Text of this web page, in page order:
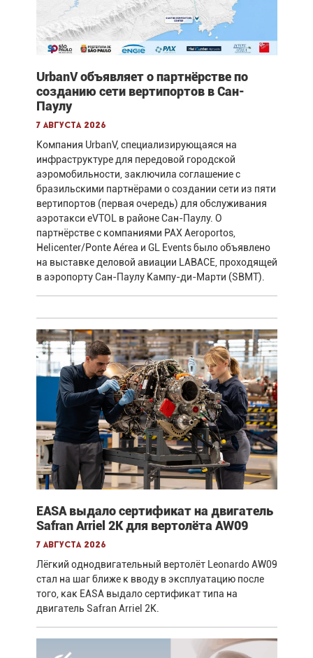
UrbanV объявляет о партнёрстве по
созданию сети вертипортов в Сан-
Паулу
7 августа 2026
Компания UrbanV, специализирующаяся на
инфраструктуре для передовой городской
аэромобильности, заключила соглашение с
бразильскими партнёрами о создании сети из пяти
вертипортов (первая очередь) для обслуживания
аэротакси eVTOL в районе Сан-Паулу. О
партнёрстве с компаниями PAX Aeroportos,
Helicenter/Ponte Aérea и GL Events было объявлено
на выставке деловой авиации LABACE, проходящей
в аэропорту Сан-Паулу Кампу-ди-Марти (SBMT).
EASA выдало сертификат на двигатель
Safran Arriel 2K для вертолёта AW09
7 августа 2026
Лёгкий однодвигательный вертолёт Leonardo AW09
стал на шаг ближе к вводу в эксплуатацию после
того, как EASA выдало сертификат типа на
двигатель Safran Arriel 2K.